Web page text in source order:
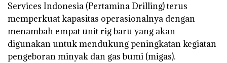
Services Indonesia (Pertamina Drilling) terus
memperkuat kapasitas operasionalnya dengan
menambah empat unit rig baru yang akan
digunakan untuk mendukung peningkatan kegiatan
pengeboran minyak dan gas bumi (migas).